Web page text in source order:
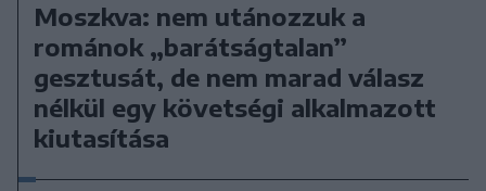
Moszkva: nem utánozzuk a
románok „barátságtalan”
gesztusát, de nem marad válasz
nélkül egy követségi alkalmazott
kiutasítása